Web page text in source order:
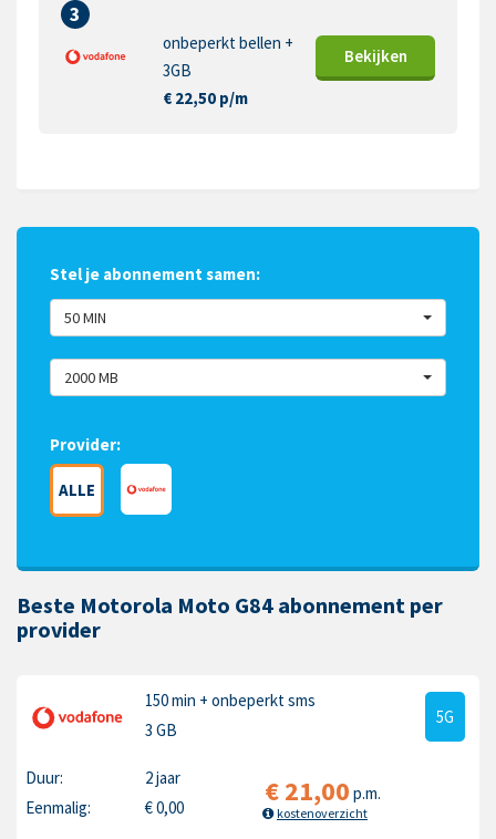
3
onbeperkt bellen +
3GB
€ 22,50 p/m
Bekijken
Stel je abonnement samen:
50 MIN
2000 MB
Provider:
ALLE
Beste Motorola Moto G84 abonnement per
provider
150 min + onbeperkt sms
3 GB
5G
Duur:
2 jaar
Eenmalig:
€0,00 €21,00 p.m.
kostenoverzicht